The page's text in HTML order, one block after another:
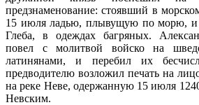
предзнаменование: стоявший в
15 июля ладью, плывущую по морю, и
Глеба, в одеждах багряных.
повел с молитвой войско на
латинянами, и перебил их
предводителю возложил печать на
на реке Неве, одержанную 15 июля
Невским.